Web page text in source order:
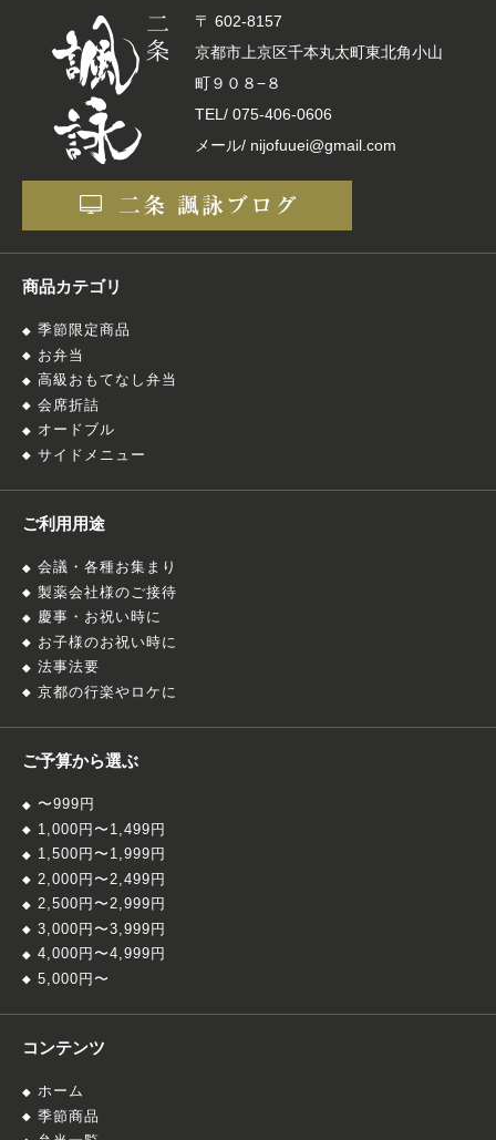
〒 602-8157
京都市上京区千本丸太町東北角小山
町９０８−８
TEL/ 075-406-0606
メール/ nijofuuei@gmail.com
商品カテゴリ
季節限定商品
お弁当
高級おもてなし弁当
会席折詰
オードブル
サイドメニュー
ご利用用途
会議・各種お集まり
製薬会社様のご接待
慶事・お祝い時に
お子様のお祝い時に
法事法要
京都の行楽やロケに
ご予算から選ぶ
〜999円
1,000円〜1,499円
1,500円〜1,999円
2,000円〜2,499円
2,500円〜2,999円
3,000円〜3,999円
4,000円〜4,999円
5,000円〜
コンテンツ
ホーム
季節商品